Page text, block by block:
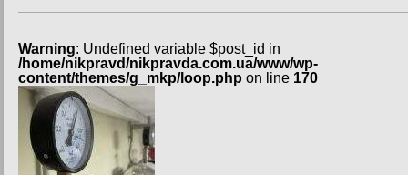
Warning: Undefined variable $post_id in
/home/nikpravd/nikpravda.com.ua/www/wp-
content/themes/g_mkp/loop.php on line 170